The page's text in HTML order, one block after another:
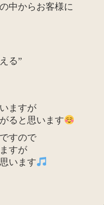
中からお客様に
る”
ますが
ると思います
すので
すが
います